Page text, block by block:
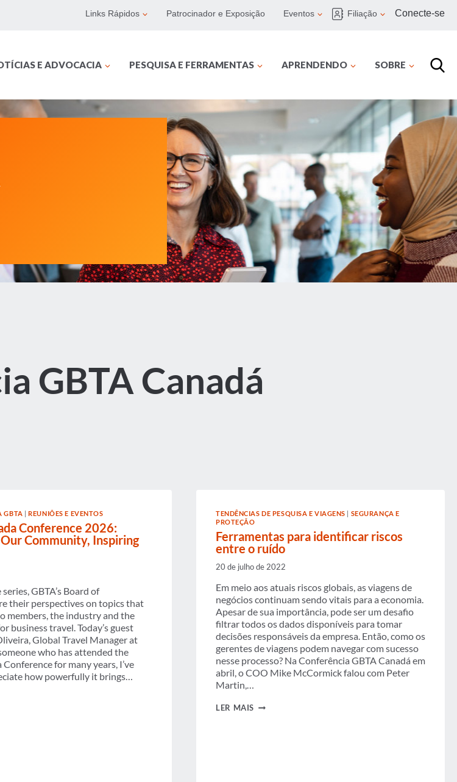
Links Rápidos Patrocinador e Exposição Eventos Filiação Conecte-se
E ADVOCACIA PESQUISA E FERRAMENTAS APRENDENDO SOBRE
GBTA Canadá
GBTA |REUNIÕES E EVENTOS
Conference 2026:
Community, Inspiring
GBTA’s Board of
their perspectives on topics that
members, the industry and the
business travel. Today’s guest
Global Travel Manager at
who has attended the
Conference for many years, I’ve
how powerfully it brings…
TENDÊNCIAS DE PESQUISA E VIAGENS | SEGURANÇA E
PROTEÇÃO
Ferramentas para identificar riscos
entre o ruído
20 de julho de 2022
Em meio aos atuais riscos globais, as viagens de
negócios continuam sendo vitais para a economia.
Apesar de sua importância, pode ser um desafio
filtrar todos os dados disponíveis para tomar
decisões responsáveis da empresa. Então, como os
gerentes de viagens podem navegar com sucesso
nesse processo? Na Conferência GBTA Canadá em
abril, o COO Mike McCormick falou com Peter
Martin,…
LER MAIS FERRAMENTAS